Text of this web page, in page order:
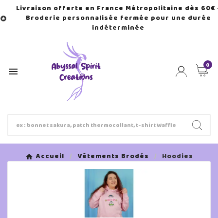

Livraison offerte en France Métropolitaine dès 60€
Broderie personnalisée fermée pour une durée
indéterminée

0
Accueil Vêtements Brodés Hoodies